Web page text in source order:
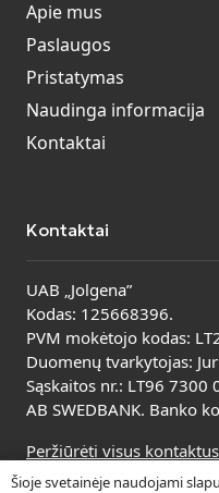
Apie mus
Paslaugos
Pristatymas
Naudinga informacija
Kontaktai
Kontaktai
UAB „Jolgena”
Kodas: 125668396.
PVM mokėtojo kodas:
Duomenų tvarkytojas:
Sąskaitos nr.: LT96 7300
AB SWEDBANK. Banko
Peržiūrėti visus kontaktus
Šioje svetainėje naudojami